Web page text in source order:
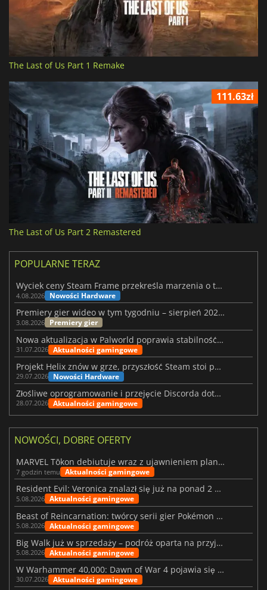
The Last of Us Part 1 Remake
111.63zł
The Last of Us Part 2 Remastered
POPULARNE TERAZ
Wyciek ceny Steam Frame przekreśla marzenia o tanim zestawie VR
4.08.2026 Nowości Hardware
Premiery gier wideo w tym tygodniu – sierpień 2026 r. (32. tydzień)
3.08.2026 Premiery gier
Nowa aktualizacja w Palworld poprawia stabilność Sunreach i walk z bossami
31.07.2026 Aktualności gamingowe
Projekt Helix znów w grze, przyszłość Steam stoi pod znakiem zapytania
29.07.2026 Nowości Hardware
Złośliwe oprogramowanie i przejęcie Discorda dotknęły Meccha Chameleon
28.07.2026 Aktualności gamingowe
NOWOŚCI, DOBRE OFERTY
MARVEL Tōkon debiutuje wraz z ujawnieniem planu rozwoju na pierwszy rok
7 godzin temu Aktualności gamingowe
Resident Evil: Veronica znalazł się już na ponad 2 milionach list życzeń
5.08.2026 Aktualności gamingowe
Beast of Reincarnation: twórcy serii gier Pokémon wkraczają na nową ścieżkę
5.08.2026 Aktualności gamingowe
Big Walk już w sprzedaży – podróż oparta na przyjaźni
5.08.2026 Aktualności gamingowe
W Warhammer 40,000: Dawn of War 4 pojawia się frakcja Nekronów
30.07.2026 Aktualności gamingowe